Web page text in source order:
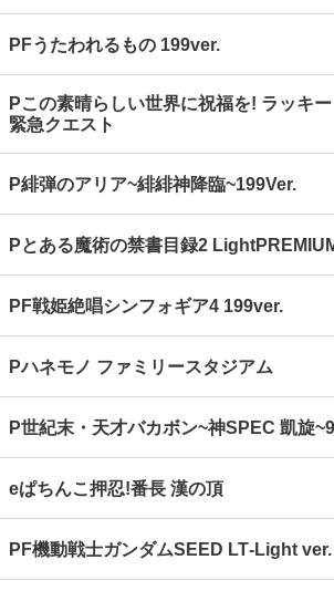
PFうたわれるもの 199ver.
Pこの素晴らしい世界に祝福を! ラッキ
緊急クエスト
P緋弾のアリア~緋緋神降臨~199Ver.
Pとある魔術の禁書目録2
PF戦姫絶唱シンフォギア4 199ver.
Pハネモノ ファミリースタジアム
P世紀末・天才バカボン~神SPEC 凱旋
eぱちんこ押忍!番長 漢の頂
PF機動戦士ガンダムSEED LT‐Light ver.